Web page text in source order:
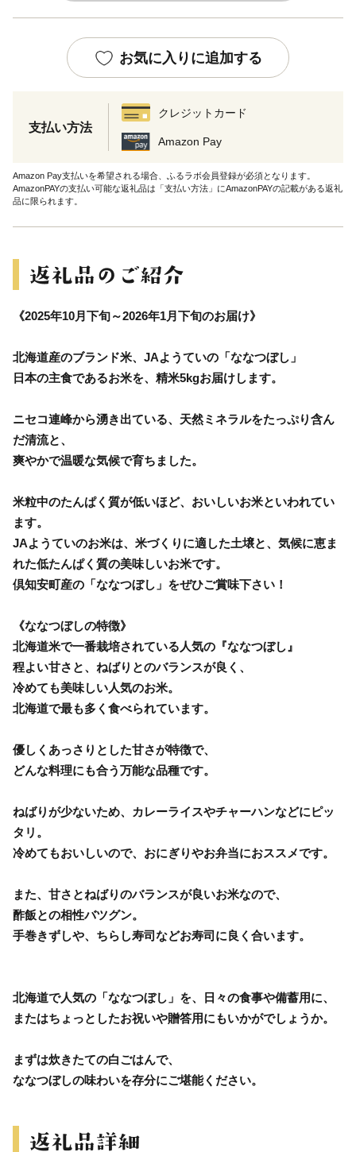
お気に入りに追加する
支払い方法
クレジットカード
Amazon Pay
Amazon Pay支払いを希望される場合、ふるラボ会員登録が必須となります。
AmazonPAYの支払い可能な返礼品は「支払い方法」にAmazonPAYの記載がある返礼
品に限られます。
《2025年10月下旬～2026年1月下旬のお届け》
北海道産のブランド米、JAようていの「ななつぼし」
日本の主食であるお米を、精米5kgお届けします。
ニセコ連峰から湧き出ている、天然ミネラルをたっぷり含ん
だ清流と、
爽やかで温暖な気候で育ちました。
米粒中のたんぱく質が低いほど、おいしいお米といわれてい
ます。
JAようていのお米は、米づくりに適した土壌と、気候に恵ま
れた低たんぱく質の美味しいお米です。
倶知安町産の「ななつぼし」をぜひご賞味下さい！
《ななつぼしの特徴》
北海道米で一番栽培されている人気の『ななつぼし』
程よい甘さと、ねばりとのバランスが良く、
冷めても美味しい人気のお米。
北海道で最も多く食べられています。
優しくあっさりとした甘さが特徴で、
どんな料理にも合う万能な品種です。
ねばりが少ないため、カレーライスやチャーハンなどにピッ
タリ。
冷めてもおいしいので、おにぎりやお弁当におススメです。
また、甘さとねばりのバランスが良いお米なので、
酢飯との相性バツグン。
手巻きずしや、ちらし寿司などお寿司に良く合います。
北海道で人気の「ななつぼし」を、日々の食事や備蓄用に、
またはちょっとしたお祝いや贈答用にもいかがでしょうか。
まずは炊きたての白ごはんで、
ななつぼしの味わいを存分にご堪能ください。